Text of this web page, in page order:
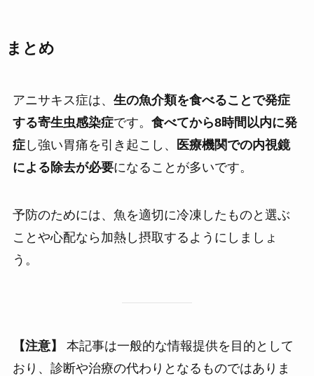
まとめ
アニサキス症は、 生の魚介類を食べることで発症
する寄生虫感染症です。 食べてから8時間以内に発
症し強い胃痛を引き起こし、
医療機関での内視鏡
による除去が必要になることが多いです。
予防のためには、魚を適切に冷凍したものと選ぶ
ことや心配なら加熱し摂取するようにしましょ
う。
【注意】
本記事は一般的な情報提供を目的として
おり、診断や治療の代わりとなるものではありま